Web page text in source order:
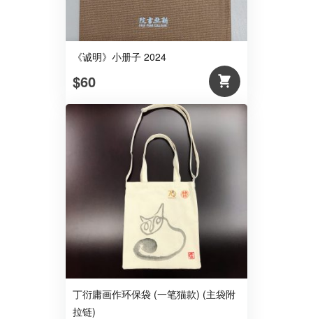
《诚明》小册子 2024
$60
丁衍庸画作环保袋 (一笔猫款) (主袋附
拉链)